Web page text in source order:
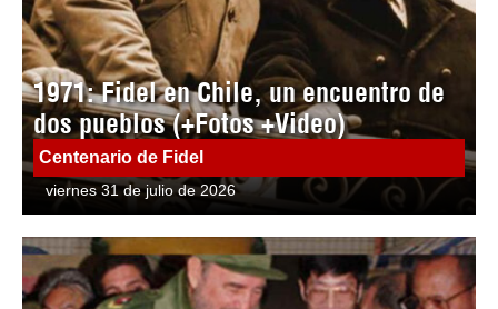
1971: Fidel en Chile, un encuentro de
dos pueblos (+Fotos +Video)
Centenario de Fidel
viernes 31 de julio de 2026